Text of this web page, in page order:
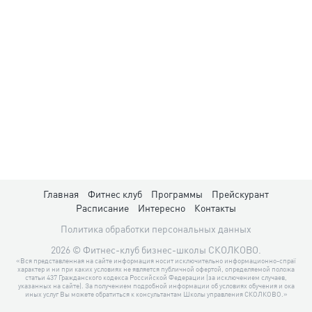
Главная Фитнес клуб Программы
Прейскурант
Расписание
Интересно
Контакты
Политика обработки персональных данных
2026 © Фитнес-клуб бизнес-школы СКОЛКОВО.
«Вся представленная на сайте информация носит исключительно информационно-спраї
характер и ни при каких условиях не является публичной офертой, определяемой положа
статьи 437 Гражданского кодекса Российской Федерации (за исключением случаев,
указанных на сайте). За получением подробной информации об условиях обучения и ока
иных услуг Вы можете обратиться к консультантам Школы управления СКОЛКОВО.»